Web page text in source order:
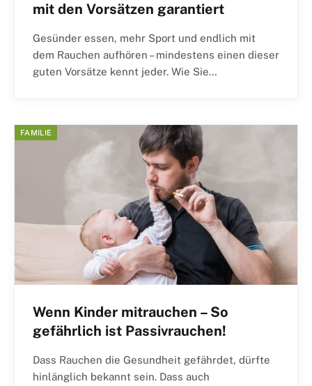
mit den Vorsätzen garantiert
Gesünder essen, mehr Sport und endlich mit
dem Rauchen aufhören – mindestens einen dieser
guten Vorsätze kennt jeder. Wie Sie…
FAMILIE
Wenn Kinder mitrauchen – So
gefährlich ist Passivrauchen!
Dass Rauchen die Gesundheit gefährdet, dürfte
hinlänglich bekannt sein. Dass auch